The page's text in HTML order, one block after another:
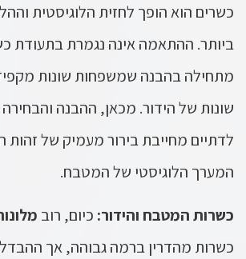
כשרים הוא הופך לחזית הלוגיסטית
ביותר. ההתאמה אינה נגמרת בתעודת
מתחילה בהבנה שמשפחות שונות
שונות של הידור. מכאן, ההבנה
לדתיים מחייבת בירור מעמיק של זהות
המערך הלוגיסטי של המטבח.
כשרות המטבח והידור: כיום, רוב
כשרות מהדרין ברמה גבוהה, אך